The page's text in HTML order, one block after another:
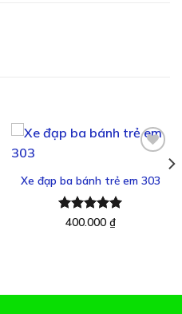
Xe đạp ba bánh trẻ em 303
Được xếp
400.000 ₫